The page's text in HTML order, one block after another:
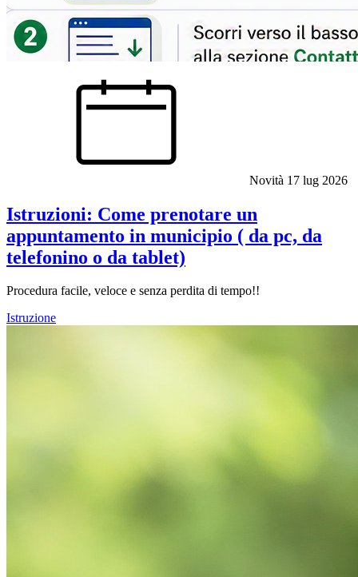
Novità 17 lug 2026
Istruzioni: Come prenotare un
appuntamento in municipio ( da pc, da
telefonino o da tablet)
Procedura facile, veloce e senza perdita di tempo!!
Istruzione